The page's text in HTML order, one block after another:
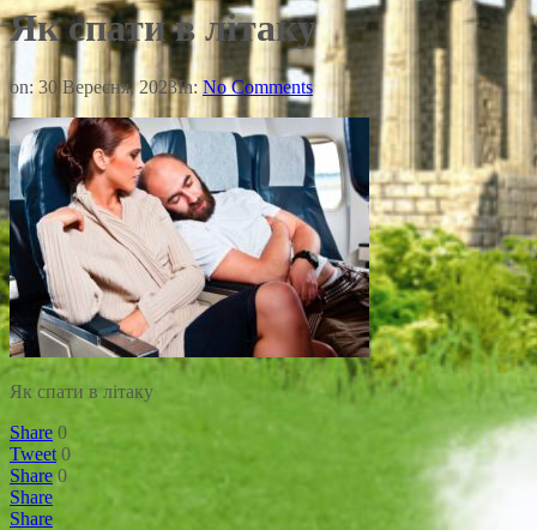
Як спати в літаку
on: 30 Вересня, 2023In: No Comments
Як спати в літаку
Share 0
Tweet 0
Share 0
Share
Share